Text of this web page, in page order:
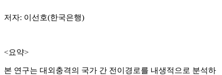
저자: 이선호(한국은행)
<요약>
본 연구는 대외충격의 국가 간 전이경로를 내생적으로 분석하